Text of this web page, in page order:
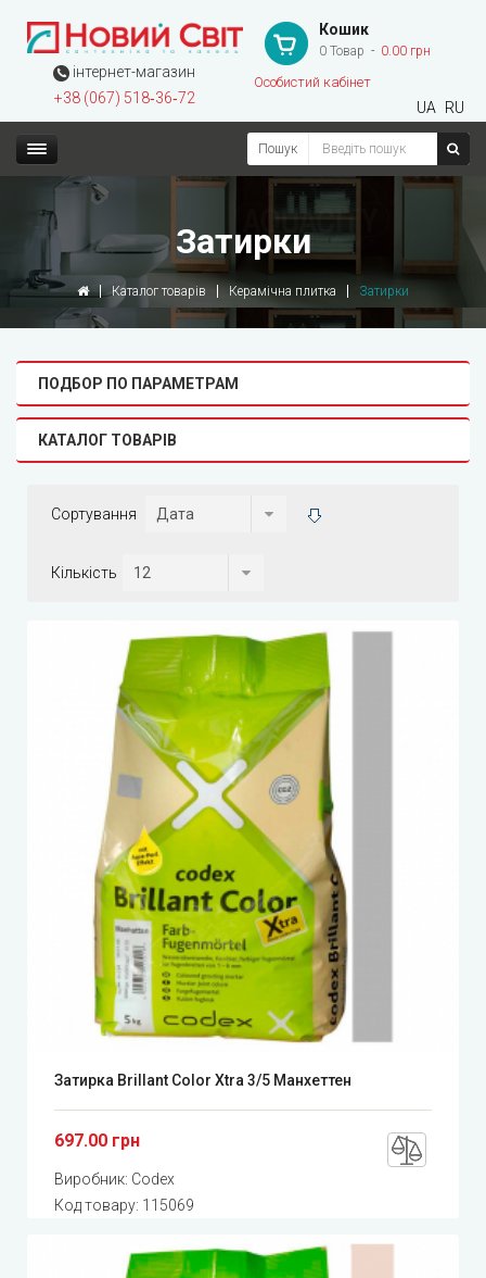
інтернет-магазин
+38 (067) 518‑36‑72
Кошик
0 Товар 0.00 грн
Особистий кабінет
UA RU
Пошук
Затирки
Каталог товарів Керамічна плитка Затирки
ПОДБОР ПО ПАРАМЕТРАМ
КАТАЛОГ ТОВАРІВ
Сортування
Кількість
Затирка Brillant Color Xtra 3/5 Манхеттен
697.00 грн
Виробник: Codex
Код товару: 115069